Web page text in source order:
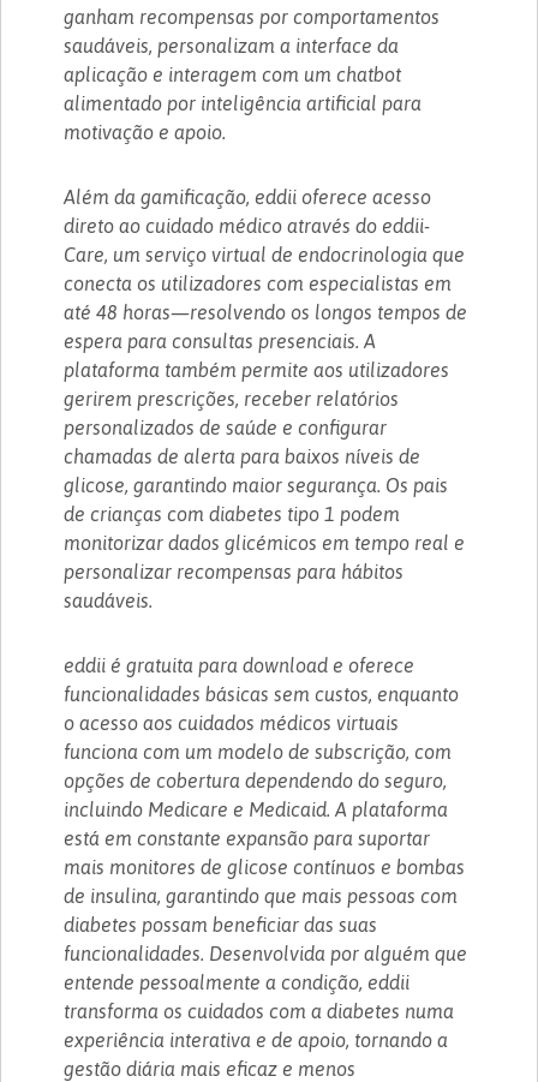
ganham recompensas por comportamentos
saudáveis, personalizam a interface da
aplicação e interagem com um chatbot
alimentado por inteligência artificial para
motivação e apoio.
Além da gamificação, eddii oferece acesso
direto ao cuidado médico através do eddii-
Care, um serviço virtual de endocrinologia que
conecta os utilizadores com especialistas em
até 48 horas—resolvendo os longos tempos de
espera para consultas presenciais. A
plataforma também permite aos utilizadores
gerirem prescrições, receber relatórios
personalizados de saúde e configurar
chamadas de alerta para baixos níveis de
glicose, garantindo maior segurança. Os pais
de crianças com diabetes tipo 1 podem
monitorizar dados glicémicos em tempo real e
personalizar recompensas para hábitos
saudáveis.
eddii é gratuita para download e oferece
funcionalidades básicas sem custos, enquanto
o acesso aos cuidados médicos virtuais
funciona com um modelo de subscrição, com
opções de cobertura dependendo do seguro,
incluindo Medicare e Medicaid. A plataforma
está em constante expansão para suportar
mais monitores de glicose contínuos e bombas
de insulina, garantindo que mais pessoas com
diabetes possam beneficiar das suas
funcionalidades. Desenvolvida por alguém que
entende pessoalmente a condição, eddii
transforma os cuidados com a diabetes numa
experiência interativa e de apoio, tornando a
gestão diária mais eficaz e menos